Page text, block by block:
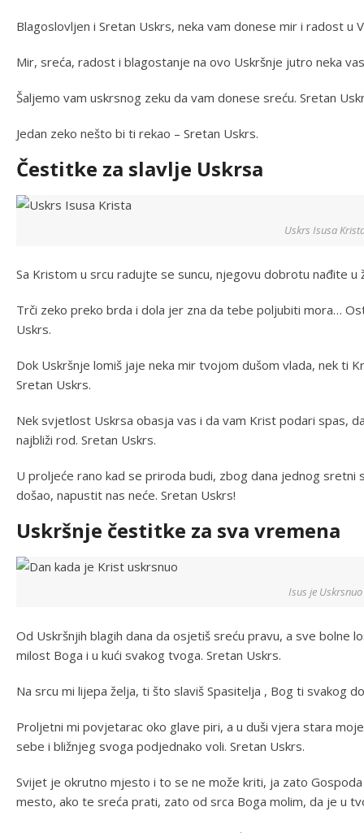
Blagoslovljen i Sretan Uskrs, neka vam donese mir i radost u
Mir, sreća, radost i blagostanje na ovo Uskršnje jutro neka
Šaljemo vam uskrsnog zeku da vam donese sreću. Sretan
Jedan zeko nešto bi ti rekao – Sretan Uskrs.
Čestitke za slavlje Uskrsa
Uskrs Isusa
Sa Kristom u srcu radujte se suncu, njegovu dobrotu nađite u
Trči zeko preko brda i dola jer zna da tebe poljubiti mora…
Uskrs.
Dok Uskršnje lomiš jaje neka mir tvojom dušom vlada, nek ti
Sretan Uskrs.
Nek svjetlost Uskrsa obasja vas i da vam Krist podari spas,
najbliži rod. Sretan Uskrs.
U proljeće rano kad se priroda budi, zbog dana jednog sretni
došao, napustit nas neće. Sretan Uskrs!
Uskršnje čestitke za sva vremena
Isus je Uskrsnuo
Od Uskršnjih blagih dana da osjetiš sreću pravu, a sve bolne
milost Boga i u kući svakog tvoga. Sretan Uskrs.
Na srcu mi lijepa želja, ti što slaviš Spasitelja , Bog ti svakog
Proljetni mi povjetarac oko glave piri, a u duši vjera stara
sebe i bližnjeg svoga podjednako voli. Sretan Uskrs.
Svijet je okrutno mjesto i to se ne može kriti, ja zato
mesto, ako te sreća prati, zato od srca Boga molim, da je u